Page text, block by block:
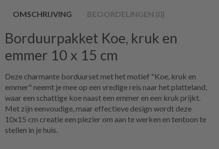
OMSCHRIJVING BEOORDELINGEN (0)
Borduurpakket Koe, kruk en
emmer 10 x 15 cm
Deze charmante borduurset met het motief "Koe, kruk en
emmer" neemt je mee op een vredige reis naar het platteland,
waar een schattige koe naast een emmer en een kruk prijkt.
Met zijn eenvoudige, maar effectieve design wordt deze
10x15 cm creatie een plezier om aan te werken en tentoon te
stellen in je huis.